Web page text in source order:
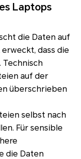
Laptops
die Daten auf
dass die
Technisch
auf der
überschrieben
selbst nach
Für sensible
die Daten